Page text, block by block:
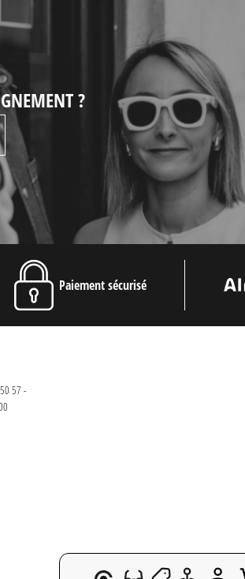
?
Paiement sécurisé
50 57 -